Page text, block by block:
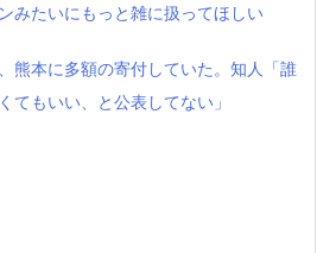
みたいにもっと雑に扱ってほしい
熊本に多額の寄付していた。知人「誰
てもいい、と公表してない」